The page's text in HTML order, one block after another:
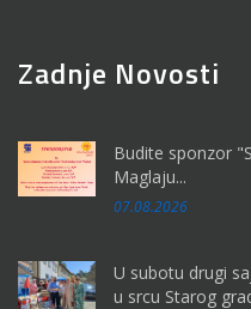
Zadnje Novosti
Budite sponzor
Maglaju...
07.08.2026
U subotu drugi
u srcu Starog